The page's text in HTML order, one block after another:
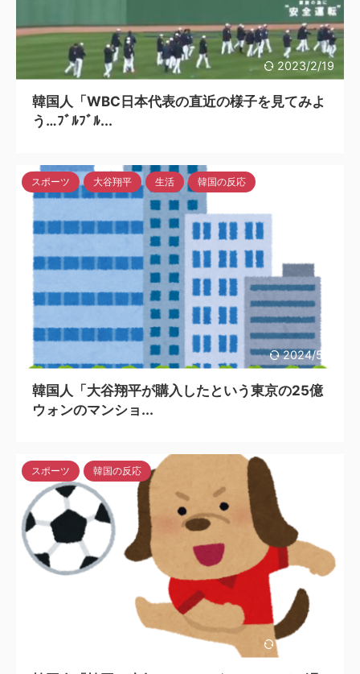
2023/2/19
韓国人「WBC日本代表の直近の様子を見てみよ
う…ﾌﾞﾙﾌﾞﾙ...
2024/5/6
スポーツ 大谷翔平 生活 韓国の反応
韓国人「大谷翔平が購入したという東京の25億
ウォンのマンショ...
2023/2/18
スポーツ 韓国の反応